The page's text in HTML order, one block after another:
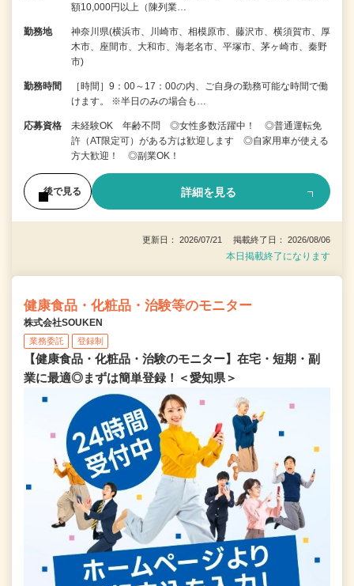
額10,000円以上（陳列業…
勤務地
神奈川県(横浜市、川崎市、相模原市、藤沢市、横須賀市、厚
木市、座間市、大和市、海老名市、平塚市、茅ヶ崎市、秦野
市)
勤務時間
［時間］9：00～17：00の内、ご自身の勤務可能な時間で働
けます。 ※半日のみの場合も…
応募資格
未経験OK 年齢不問 ◎女性多数活躍中！ ◎普通運転免
許（AT限定可）がある方は歓迎します ◎自家用車が使える
方大歓迎！ ◎副業OK！
後で見る 詳細を見る
更新日： 2026/07/21 掲載終了日： 2026/08/06
本日掲載終了になります
健康食品・化粧品・治験等のモニター
株式会社SOUKEN
業務委託 登録制
【健康食品・化粧品・治験のモニター】在宅・短期・副
業に最適◎まずは簡単登録！＜愛知県＞